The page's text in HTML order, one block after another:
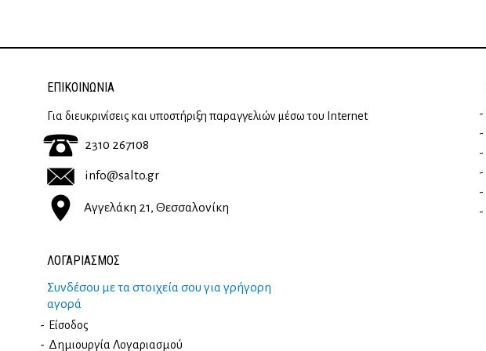
ΕΠΙΚΟΙΝΩΝΊΑ
Για διευκρινίσεις και υποστήριξη παραγγελιών μέσω του Internet
2310 267108
info@salto.gr
Αγγελάκη 21, Θεσσαλονίκη
ΛΟΓΑΡΙΑΣΜΟΣ
Συνδέσου με τα στοιχεία σου για γρήγορη
αγορά
Είσοδος
Δημιουργία Λογαριασμού